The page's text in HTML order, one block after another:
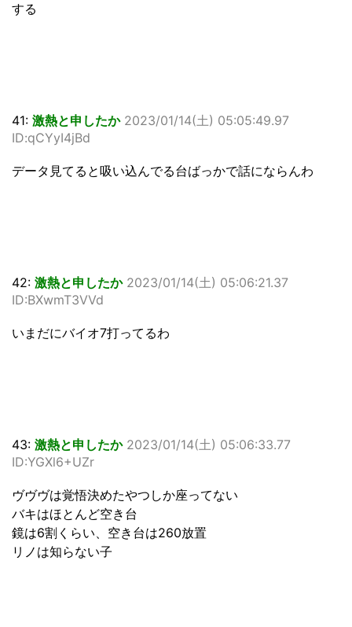
する
41: 激熱と申したか 2023/01/14(土) 05:05:49.97
ID:qCYyI4jBd
データ見てると吸い込んでる台ばっかで話にならんわ
42: 激熱と申したか 2023/01/14(土) 05:06:21.37
ID:BXwmT3VVd
いまだにバイオ7打ってるわ
43: 激熱と申したか 2023/01/14(土) 05:06:33.77
ID:YGXl6+UZr
ヴヴヴは覚悟決めたやつしか座ってない
バキはほとんど空き台
鏡は6割くらい、空き台は260放置
リノは知らない子